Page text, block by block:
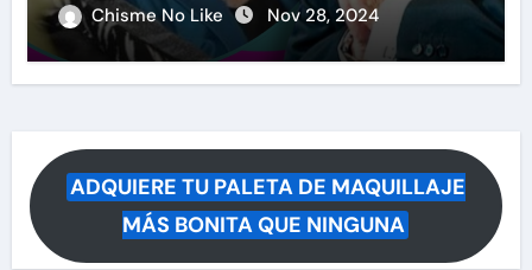
Chisme No Like Nov 28, 2024
ADQUIERE TU PALETA DE MAQUILLAJE
MÁS BONITA QUE NINGUNA